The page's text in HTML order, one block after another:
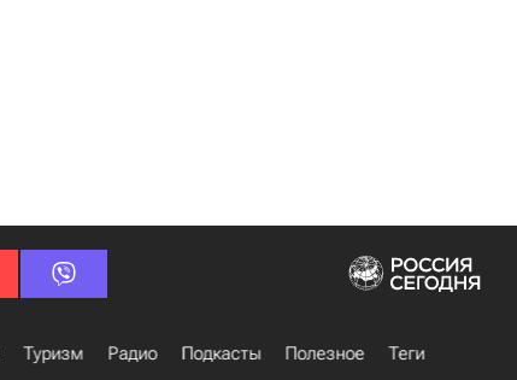
Туризм Радио Подкасты Полезное
Теги